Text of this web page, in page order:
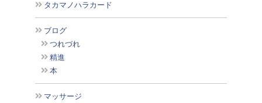
タカマノハラカード
ブログ
つれづれ
精進
本
マッサージ